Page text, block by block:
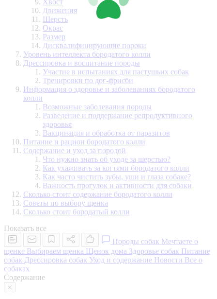
Движения
Шерсть
Окрас
Размер
Дисквалифицирующие пороки
Уровень интеллекта бородатого колли
Дрессировка и воспитание породы
Участие в испытаниях для пастушьих собак
Тренировки по дог-фрисби
Информация о здоровье и заболеваниях бородатого
колли
Возможные заболевания породы
Разведение и поддержание репродуктивного
здоровья
Вакцинация и обработка от паразитов
Питание и рацион бородатого колли
Содержание и уход за породой
Что нужно знать об уходе за шерстью?
Как ухаживать за когтями бородатого колли
Как часто чистить зубы, уши и глаза собаке?
Важность прогулок и активности для собаки
Сколько стоит содержание бородатого колли
Советы по выбору щенка
Сколько стоит бородатый колли
Показать все
Породы собак Мечтаете о
щенке Выбираем щенка Щенок дома Здоровье собак Питание
собак Дрессировка собак Уход и содержание Новости Все о
собаках
Содержание